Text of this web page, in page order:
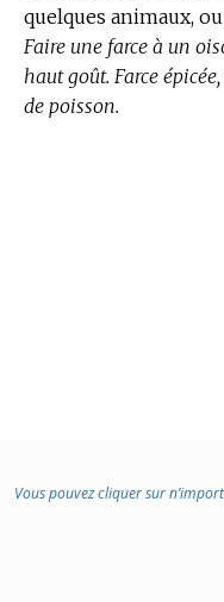
quelques animaux,
Faire une farce à un
haut goût. Farce
de poisson.
Vous pouvez cliquer sur